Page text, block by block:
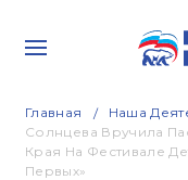
Главная Наша
Солнцева Вручила
Края На Фестивале
Первых»